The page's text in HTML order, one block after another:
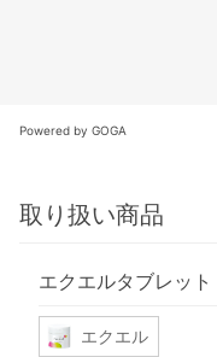
Powered by GOGA
取り扱い商品
エクエルタブレット
エクエル